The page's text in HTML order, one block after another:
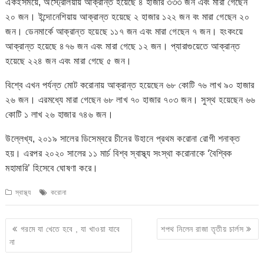
২০ জন। ইন্দোনেশিয়ায় আক্রান্ত হয়েছে ২ হাজার ১২২ জন বং মারা গেছেন ২০
জন। ডেনমার্কে আক্রান্ত হয়েছে ১১৭ জন এবং মারা গেছেন ৭ জন। হংকংয়ে
আক্রান্ত হয়েছে ৪৭৬ জন এবং মারা গেছে ১২ জন। প্যারাগুয়েতে আক্রান্ত
হয়েছে ২২৪ জন এবং মারা গেছে ৫ জন।
বিশ্বে এখন পর্যন্ত মোট করোনায় আক্রান্ত হয়েছেন ৬৮ কোটি ৭৬ লাখ ৯০ হাজার
২৬ জন। এরমধ্যে মারা গেছেন ৬৮ লাখ ৭০ হাজার ৭০৩ জন। সুস্থ হয়েছেন ৬৬
কোটি ১ লাখ ২৬ হাজার ৭৪৬ জন।
উল্লেখ্য, ২০১৯ সালের ডিসেম্বরে চীনের উহানে প্রথম করোনা রোগী শনাক্ত
হয়। এরপর ২০২০ সালের ১১ মার্চ বিশ্ব স্বাস্থ্য সংস্থা করোনাকে ‘বৈশ্বিক
মহামারি’ হিসেবে ঘোষণা করে।
স্বাস্থ্য করোনা
Post
navigation
গরমে যা খেতে হবে , যা খাওয়া যাবে
না
শপথ নিলেন রাজা তৃতীয় চার্লস